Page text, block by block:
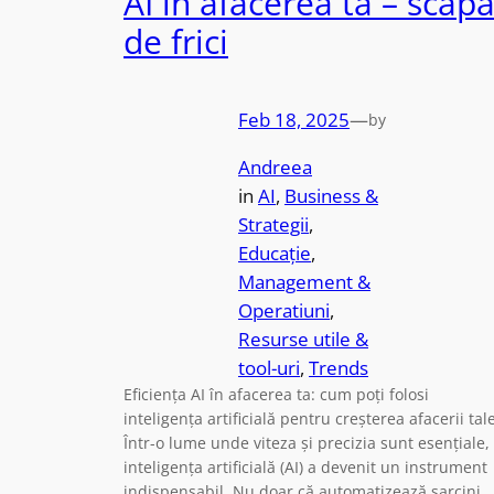
de frici
Feb 18, 2025—by
Andreea
in AI, Business &
Strategii
Educație
Management &
Operatiuni
Resurse utile &
tool-uri, Trends
Eficiența AI în afacerea ta: cum poți folosi
inteligența artificială pentru creșterea afacerii
Într-o lume unde viteza și precizia sunt esențiale,
inteligența artificială (AI) a devenit un instrument